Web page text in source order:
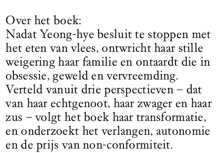
Over het boek:
Nadat Yeong-hye besluit te stoppen met
het eten van vlees, ontwricht haar stille
weigering haar familie en ontaardt die in
obsessie, geweld en vervreemding.
Verteld vanuit drie perspectieven – dat
van haar echtgenoot, haar zwager en haar
zus – volgt het boek haar transformatie,
en onderzoekt het verlangen, autonomie
en de prijs van non-conformiteit.